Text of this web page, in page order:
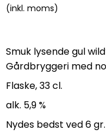
(inkl. moms)
Smuk lysende gul
Gårdbryggeri med
Flaske, 33 cl.
alk. 5,9 %
Nydes bedst ved 6 gr.